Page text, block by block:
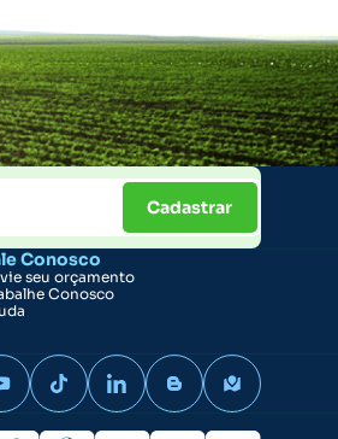
Cadastrar
Conosco
seu orçamento
Conosco